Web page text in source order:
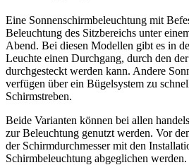
Eine Sonnenschirmbeleuchtung mit
Beleuchtung des Sitzbereichs unter
Abend. Bei diesen Modellen gibt es in
Leuchte einen Durchgang, durch den
durchgesteckt werden kann. Andere
verfügen über ein Bügelsystem zu
Schirmstreben.
Beide Varianten können bei allen
zur Beleuchtung genutzt werden. Vor
der Schirmdurchmesser mit den
Schirmbeleuchtung abgeglichen werden.